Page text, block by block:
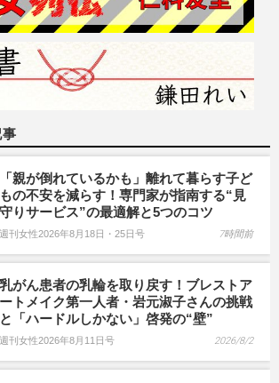
「親が倒れているかも」離れて暮らす子ど
もの不安を減らす！専門家が指南する“見
守りサービス”の最適解と5つのコツ
週刊女性2026年8月18日・25日号 7時間前
乳がん患者の乳輪を取り戻す！ブレストア
ートメイク第一人者・岩元淑子さんの挑戦
と「ハードルしかない」啓発の“壁”
週刊女性2026年8月11日号 2026/8/2